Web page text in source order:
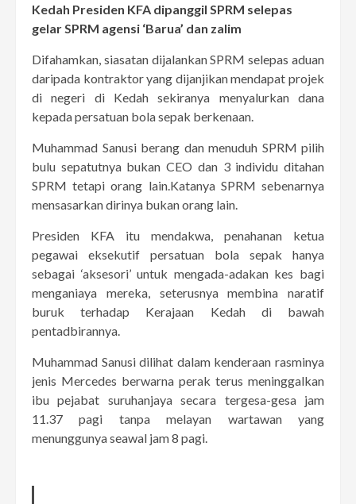
Kedah Presiden KFA dipanggil SPRM selepas
gelar SPRM agensi ‘Barua’ dan zalim
Difahamkan, siasatan dijalankan SPRM selepas aduan
daripada kontraktor yang dijanjikan mendapat projek
di negeri di Kedah sekiranya menyalurkan dana
kepada persatuan bola sepak berkenaan.
Muhammad Sanusi berang dan menuduh SPRM pilih
bulu sepatutnya bukan CEO dan 3 individu ditahan
SPRM tetapi orang lain.Katanya SPRM sebenarnya
mensasarkan dirinya bukan orang lain.
Presiden KFA itu mendakwa, penahanan ketua
pegawai eksekutif persatuan bola sepak hanya
sebagai ‘aksesori’ untuk mengada-adakan kes bagi
menganiaya mereka, seterusnya membina naratif
buruk terhadap Kerajaan Kedah di bawah
pentadbirannya.
Muhammad Sanusi dilihat dalam kenderaan rasminya
jenis Mercedes berwarna perak terus meninggalkan
ibu pejabat suruhanjaya secara tergesa-gesa jam
11.37 pagi tanpa melayan wartawan yang
menunggunya seawal jam 8 pagi.